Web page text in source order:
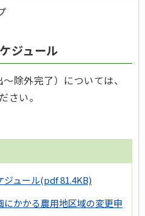
ジュール
除外完了）については、
さい。
ジュール(pdf 81.4KB)
にかかる農用地区域の変更申